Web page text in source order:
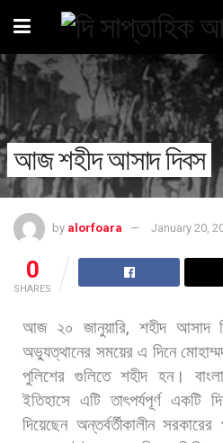
আজ শহীদ আসাদ দিবস
by alorfoara January 20,
0
SHARES
আজ ২০ জানুয়ারি, শহীদ আসাদ
অভ্যুত্থানের সময়ের এ দিনে
পুলিশের গুলিতে শহীদ হন।
ইতিহাসে এটি তাৎপর্যপূর্ণ একটি
দিয়েছেন অন্তর্বর্তীকালীন সরকারের